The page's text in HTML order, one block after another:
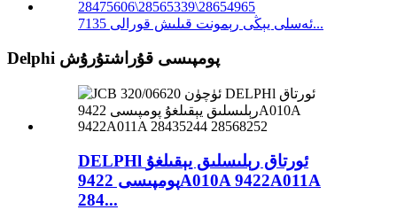
ئەسلى يېڭى رېمونت قىلىش قورالى 7135...
Delphi پومپىسى قۇراشتۇرۇش
DELPHl ئورتاق رېلىسلىق يېقىلغۇ
پومپىسى 9422A010A 9422A011A
284...